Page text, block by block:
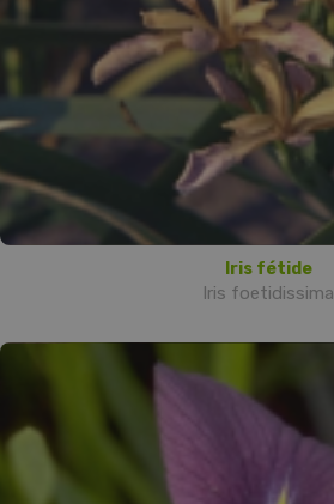
Iris fétide
Iris foetidissima